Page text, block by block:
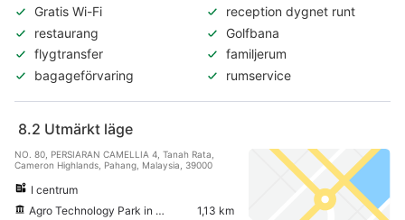
Gratis Wi-Fi
reception dygnet runt
restaurang
Golfbana
flygtransfer
familjerum
bagageförvaring
rumservice
8.2 Utmärkt läge
NO. 80, PERSIARAN CAMELLIA 4, Tanah Rata,
Cameron Highlands, Pahang, Malaysia, 39000
I centrum
Agro Technology Park in MARDI
1,13 km